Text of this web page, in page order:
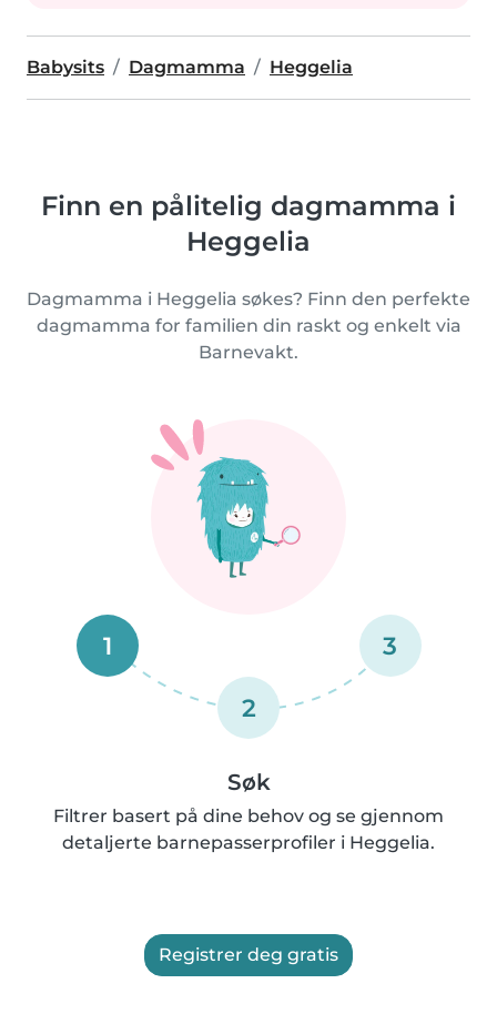
Babysits Dagmamma Heggelia
Finn en pålitelig dagmamma i
Heggelia
Dagmamma i Heggelia søkes? Finn den perfekte
dagmamma for familien din raskt og enkelt via
Barnevakt.
1
2
3
Søk
Filtrer basert på dine behov og se gjennom
detaljerte barnepasserprofiler i Heggelia.
Registrer deg gratis